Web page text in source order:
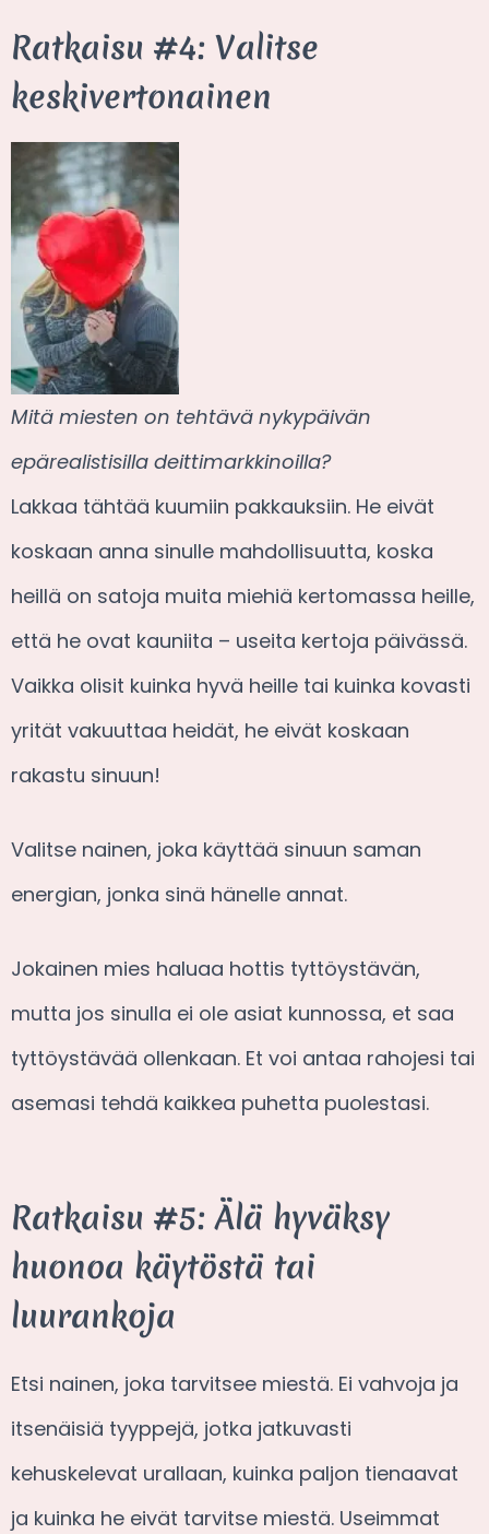
Ratkaisu #4: Valitse
keskivertonainen
Mitä miesten on tehtävä nykypäivän
epärealistisilla deittimarkkinoilla?
Lakkaa tähtää kuumiin pakkauksiin. He eivät
koskaan anna sinulle mahdollisuutta, koska
heillä on satoja muita miehiä kertomassa heille,
että he ovat kauniita – useita kertoja päivässä.
Vaikka olisit kuinka hyvä heille tai kuinka kovasti
yrität vakuuttaa heidät, he eivät koskaan
rakastu sinuun!
Valitse nainen, joka käyttää sinuun saman
energian, jonka sinä hänelle annat.
Jokainen mies haluaa hottis tyttöystävän,
mutta jos sinulla ei ole asiat kunnossa, et saa
tyttöystävää ollenkaan. Et voi antaa rahojesi tai
asemasi tehdä kaikkea puhetta puolestasi.
Ratkaisu #5: Älä hyväksy
huonoa käytöstä tai
luurankoja
Etsi nainen, joka tarvitsee miestä. Ei vahvoja ja
itsenäisiä tyyppejä, jotka jatkuvasti
kehuskelevat urallaan, kuinka paljon tienaavat
ja kuinka he eivät tarvitse miestä. Useimmat